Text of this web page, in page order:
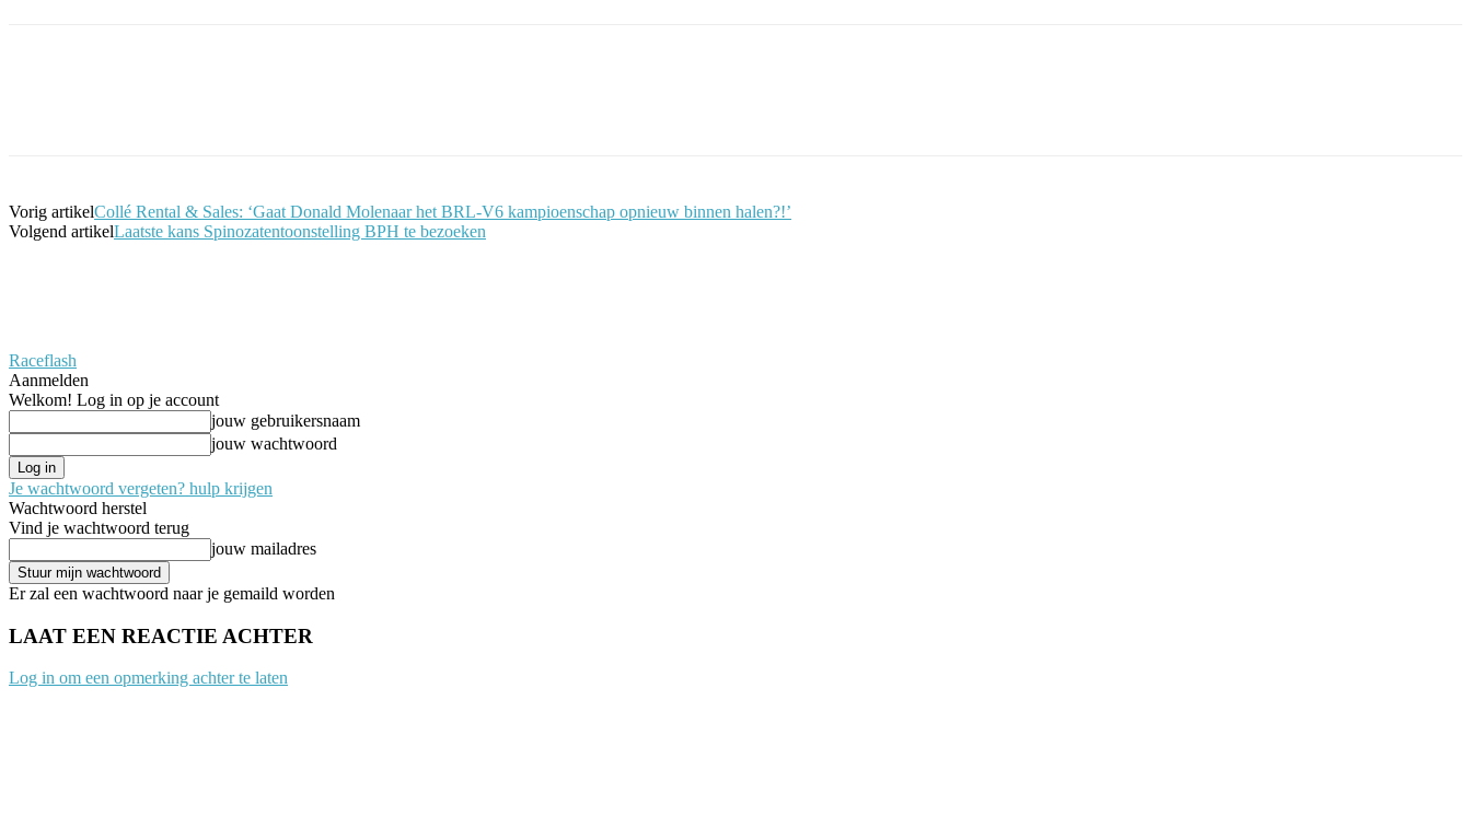
Vorig artikelCollé Rental & Sales: ‘Gaat Donald Molenaar het BRL-V6 kampioenschap opnieuw binnen halen?!’
Volgend artikelLaatste kans Spinozatentoonstelling BPH te bezoeken
Raceflash
Aanmelden
Welkom! Log in op je account
jouw gebruikersnaam
jouw wachtwoord
Je wachtwoord vergeten? hulp krijgen
Wachtwoord herstel
Vind je wachtwoord terug
jouw mailadres
Er zal een wachtwoord naar je gemaild worden
LAAT EEN REACTIE ACHTER
Log in om een opmerking achter te laten